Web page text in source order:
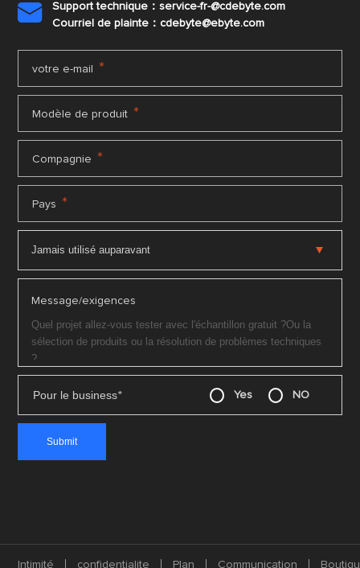

Support technique：service-fr-@cdebyte.com
Courriel de plainte：cdebyte@ebyte.com
votre e-mail *
Modèle de produit *
Compagnie *
Pays *
Message/exigences
Pour le business* Yes NO
Intimité confidentialite Plan Communication